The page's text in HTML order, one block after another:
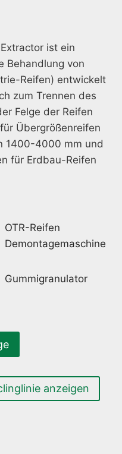
ist ein
Behandlung von
Reifen) entwickelt
zum Trennen des
Felge der Reifen
Übergrößenreifen
1400-4000 mm und
für Erdbau-Reifen
OTR-Reifen
Demontagemaschine
Gummigranulator
anzeigen